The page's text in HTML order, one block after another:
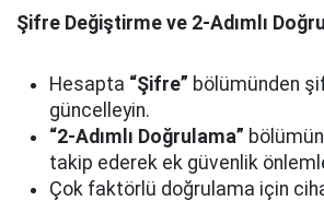
Şifre Değiştirme ve 2-Adımlı
Hesapta “Şifre” bölümünden
güncelleyin.
“2-Adımlı Doğrulama”
takip ederek ek güvenlik
Çok faktörlü doğrulama için